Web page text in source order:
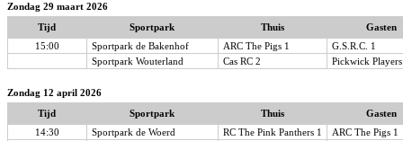
Zondag 29 maart 2026
Tijd
Sportpark Thuis
Gasten
15:00
Sportpark de Bakenhof ARC The Pigs 1
G.S.R.C. 1
Sportpark Wouterland
Cas RC 2 Pickwick
Zondag 12 april 2026
Tijd
Sportpark Thuis
Gasten
14:30
Sportpark de Woerd RC The Pink Panthers 1
ARC The Pigs 1